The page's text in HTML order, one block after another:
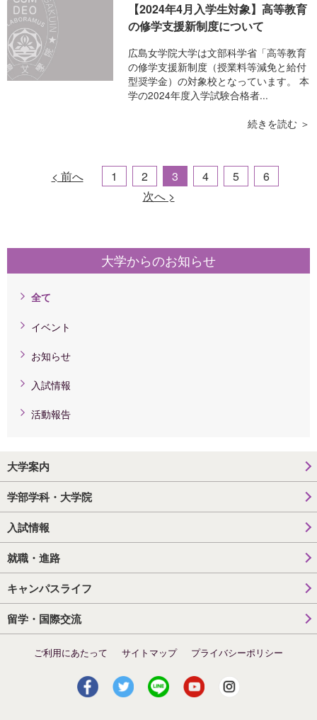
【2024年4月入学生対象】高等教育
の修学支援新制度について
広島女学院大学は文部科学省「高等教育
の修学支援新制度（授業料等減免と給付
型奨学金）の対象校となっています。 本
学の2024年度入学試験合格者...
続きを読む ＞
< 前へ 1 2 3 4 5
6
次へ >
大学からのお知らせ
全て
イベント
お知らせ
入試情報
活動報告
大学案内
学部学科・大学院
入試情報
就職・進路
キャンパスライフ
留学・国際交流
ご利用にあたって サイトマップ プライバシーポリシー